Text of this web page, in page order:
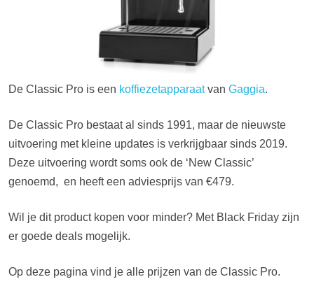
De Classic Pro is een koffiezetapparaatvan Gaggia.
De Classic Pro bestaat al sinds 1991, maar de nieuwste
uitvoering met kleine updates is verkrijgbaar sinds 2019.
Deze uitvoering wordt soms ook de ‘New Classic’
genoemd, en heeft een adviesprijs van €479.
Wil je dit product kopen voor minder? Met Black Friday zijn
er goede deals mogelijk.
Op deze pagina vind je alle prijzen van de Classic Pro.